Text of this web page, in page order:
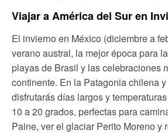
Viajar a América del Sur en
El invierno en México (diciembre a
verano austral, la mejor época para
playas de Brasil y las celebraciones
continente. En la Patagonia chilena
disfrutarás días largos y
10 a 20 grados, perfectas para
Paine, ver el glaciar Perito Moreno y